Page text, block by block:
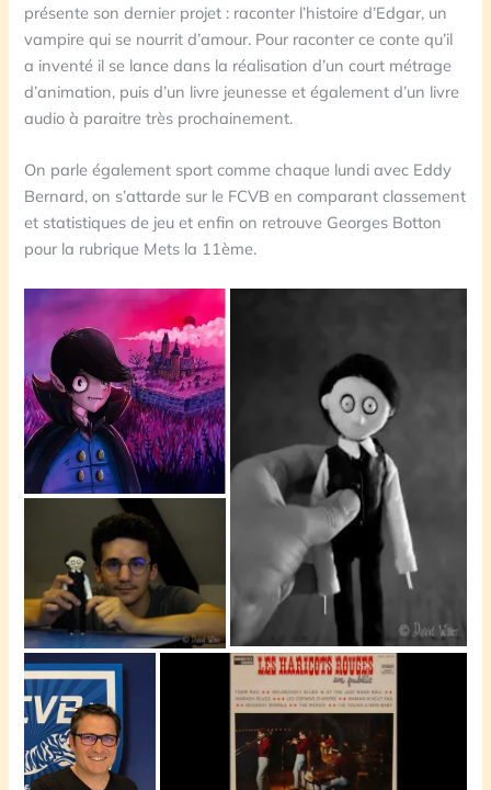
présente son dernier projet : raconter l’histoire d’Edgar, un
vampire qui se nourrit d’amour. Pour raconter ce conte qu’il
a inventé il se lance dans la réalisation d’un court métrage
d’animation, puis d’un livre jeunesse et également d’un livre
audio à paraitre très prochainement.
On parle également sport comme chaque lundi avec Eddy
Bernard, on s’attarde sur le FCVB en comparant classement
et statistiques de jeu et enfin on retrouve Georges Botton
pour la rubrique Mets la 11ème.